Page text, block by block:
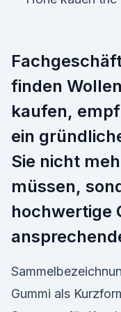
finden
kaufen,
ein
Sie nicht
müssen,
hochwertige
Gummi als